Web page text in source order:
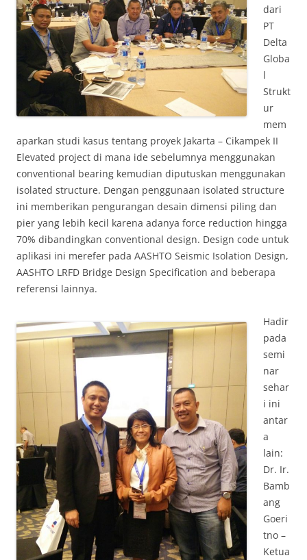
dari
PT
Delta
Globa
l
Strukt
ur
mem
aparkan studi kasus tentang proyek Jakarta – Cikampek II
Elevated project di mana ide sebelumnya menggunakan
conventional bearing kemudian diputuskan menggunakan
isolated structure. Dengan penggunaan isolated structure
ini memberikan pengurangan desain dimensi piling dan
pier yang lebih kecil karena adanya force reduction hingga
70% dibandingkan conventional design. Design code untuk
aplikasi ini merefer pada AASHTO Seismic Isolation Design,
AASHTO LRFD Bridge Design Specification and beberapa
referensi lainnya.
Hadir
pada
semi
nar
sehar
i ini
antar
a
lain:
Dr. Ir.
Bamb
ang
Goeri
tno –
Ketua